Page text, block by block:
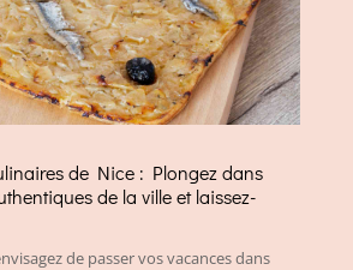
de Nice : Plongez dans
de la ville et laissez-
de passer vos vacances dans